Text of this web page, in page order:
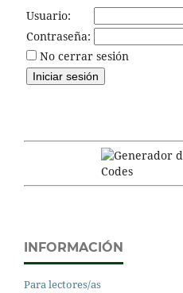
Usuario:
Contraseña:
No cerrar sesión
INFORMACIÓN
Para lectores/as